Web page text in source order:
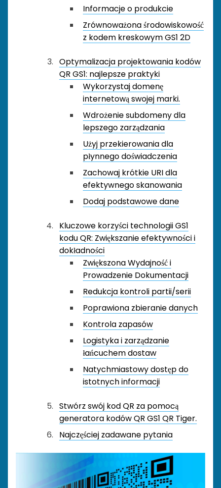
Informacje o produkcie
Zrównoważona środowiskowość
z kodem kreskowym GS1 2D
Optymalizacja projektowania kodów
QR GS1: najlepsze praktyki
Wykorzystaj domenę
internetową swojej marki.
Wdrożenie subdomeny dla
lepszego zarządzania
Użyj przekierowania dla
płynnego doświadczenia
Zachowaj krótkie URI dla
efektywnego skanowania
Dodaj podstawowe dane
Kluczowe korzyści technologii GS1
kodu QR: Zwiększanie efektywności i
dokładności
Zwiększona Wydajność i
Prowadzenie Dokumentacji
Redukcja kontroli partii/serii
Poprawiona zbieranie danych
Kontrola zapasów
Logistyka i zarządzanie
łańcuchem dostaw
Natychmiastowy dostęp do
istotnych informacji
Stwórz swój kod QR za pomocą
generatora kodów QR GS1 QR Tiger.
Najczęściej zadawane pytania